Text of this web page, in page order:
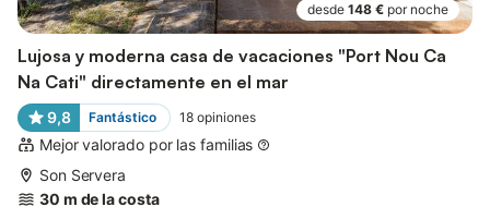
desde 148 € por noche
Lujosa y moderna casa de vacaciones "Port Nou Ca
Na Cati" directamente en el mar
9,8 Fantástico 18 opiniones
Mejor valorado por las familias
Son Servera
30 m de la costa